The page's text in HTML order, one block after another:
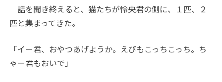
話を聞き終えると、猫たちが怜央君の側に、１匹、２
匹と集まってきた。
「イー君、おやつあげようか。えびもこっちこっち。ち
ゃー君もおいで」